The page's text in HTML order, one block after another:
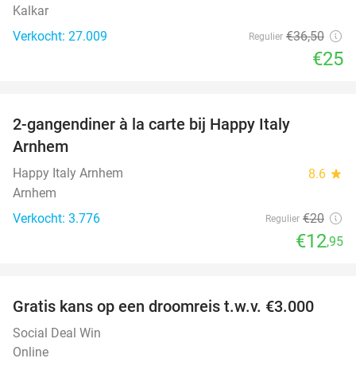
Kalkar
Verkocht: 27.009
Regulier €36,50
€25
2-gangendiner à la carte bij Happy Italy
Arnhem
Happy Italy Arnhem 8.6 star
Arnhem
Verkocht: 3.776
Regulier €20
€12,95
Gratis kans op een droomreis t.w.v. €3.000
Social Deal Win
Online